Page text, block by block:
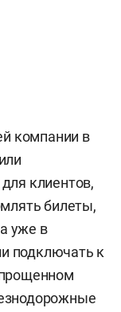
компании в
клиентов,
билеты,
уже в
подключать к